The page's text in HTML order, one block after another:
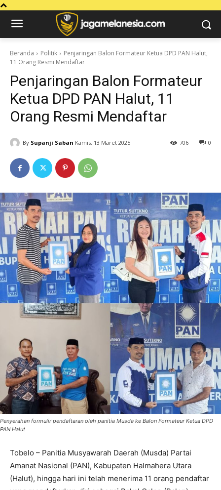
Beranda Politik
Penjaringan Balon Formateur Ketua DPD PAN Halut,
11 Orang Resmi Mendaftar
Penjaringan Balon Formateur
Ketua DPD PAN Halut, 11
Orang Resmi Mendaftar
By Supanji Saban Kamis, 13 Maret 2025 0
706
Penyerahan formulir pendaftaran oleh panitia Musda ke Balon Formateur Ketua DPD
PAN Halut
Tobelo – Panitia Musyawarah Daerah (Musda) Partai
Amanat Nasional (PAN), Kabupaten Halmahera Utara
(Halut), hingga hari ini telah menerima 11 orang pendaftar